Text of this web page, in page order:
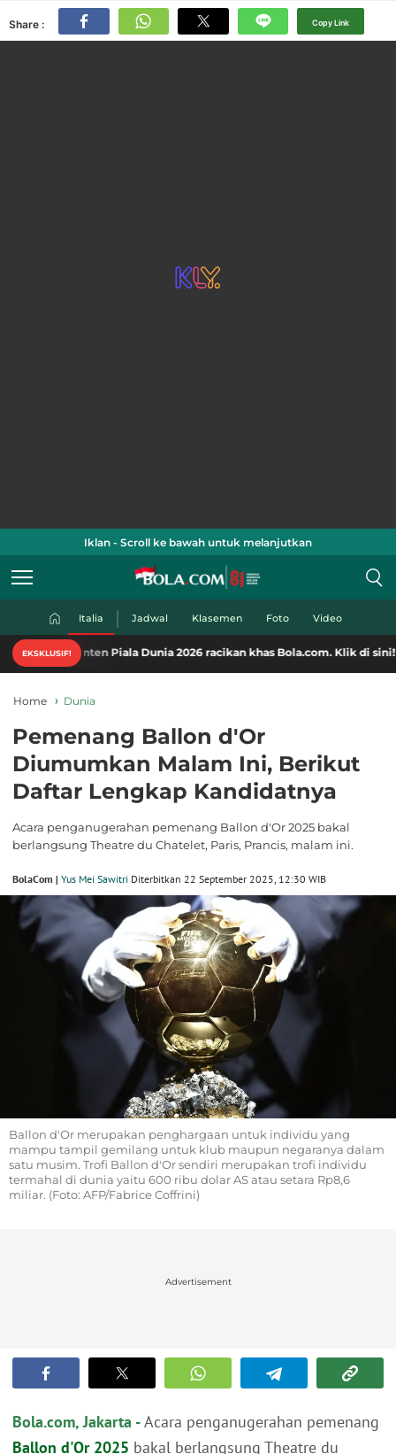
Share : Copy Link
Iklan - Scroll ke bawah untuk melanjutkan
Italia Jadwal Klasemen Foto Video
EKSKLUSIF!
Piala Dunia 2026 racikan khas Bola.com. Klik di sini!
Home Dunia
Pemenang Ballon d'Or
Diumumkan Malam Ini, Berikut
Daftar Lengkap Kandidatnya
Acara penganugerahan pemenang Ballon d'Or 2025 bakal
berlangsung Theatre du Chatelet, Paris, Prancis, malam ini.
BolaCom | Yus Mei Sawitri Diterbitkan 22 September 2025, 12:30 WIB
Ballon d'Or merupakan penghargaan untuk individu yang
mampu tampil gemilang untuk klub maupun negaranya dalam
satu musim. Trofi Ballon d'Or sendiri merupakan trofi individu
termahal di dunia yaitu 600 ribu dolar AS atau setara Rp8,6
miliar. (Foto: AFP/Fabrice Coffrini)
Advertisement
Bola.com, Jakarta -Acara penganugerahan pemenang
Ballon d'Or 2025 bakal berlangsung Theatre du